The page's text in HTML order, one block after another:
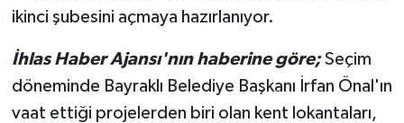
ikinci şubesini açmaya hazırlanıyor.
İhlas Haber Ajansı'nın haberine göre;Seçim
döneminde Bayraklı Belediye Başkanı İrfan Önal'ın
vaat ettiği projelerden biri olan kent lokantaları,